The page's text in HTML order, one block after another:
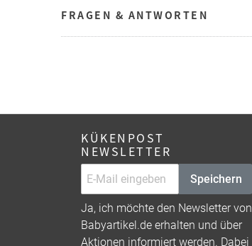
FRAGEN & ANTWORTEN
KÜKENPOST
NEWSLETTER
Speichern
Ja, ich möchte den Newsletter von
Babyartikel.de erhalten und über
Aktionen informiert werden. Dabei